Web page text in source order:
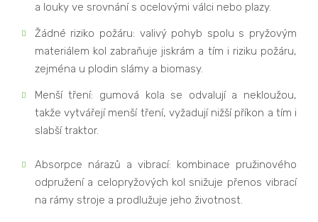
a louky ve srovnání s ocelovými válci nebo plazy.
Žádné riziko požáru: valivý pohyb spolu s pryžovým
materiálem kol zabraňuje jiskrám a tím i riziku požáru,
zejména u plodin slámy a biomasy.
Menší tření: gumová kola se odvalují a nekloužou,
takže vytvářejí menší tření, vyžadují nižší příkon a tím i
slabší traktor.
Absorpce nárazů a vibrací: kombinace pružinového
odpružení a celopryžových kol snižuje přenos vibrací
na rámy stroje a prodlužuje jeho životnost.